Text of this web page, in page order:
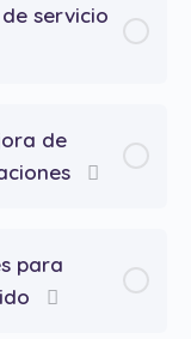
servicio
de
para